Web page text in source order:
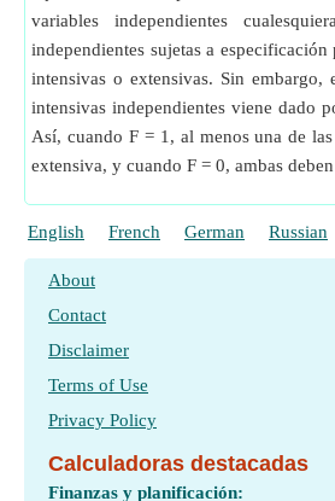
variables independientes
independientes sujetas a especificación
intensivas o extensivas. Sin embargo,
intensivas independientes viene dado
Así, cuando F = 1, al menos una de
extensiva, y cuando F = 0, ambas
English French German Russian
About
Contact
Disclaimer
Terms of Use
Privacy Policy
Calculadoras destacadas
Finanzas y planificación: